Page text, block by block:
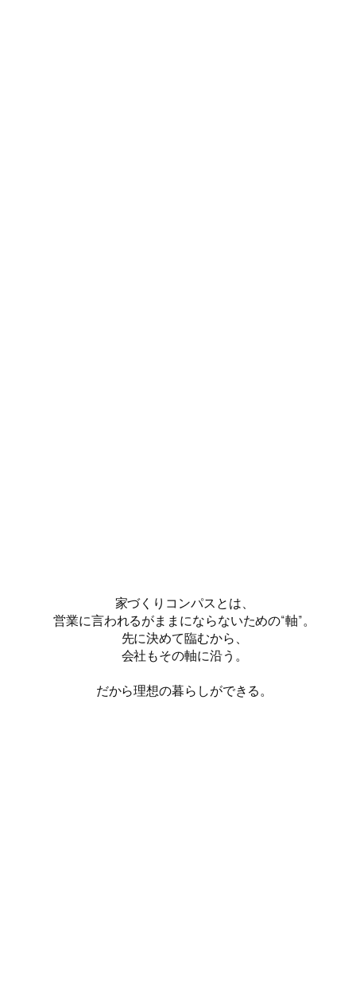
家づくりコンパスとは、
営業に言われるがままにならないための“軸”。
先に決めて臨むから、
会社もその軸に沿う。
だから理想の暮らしができる。